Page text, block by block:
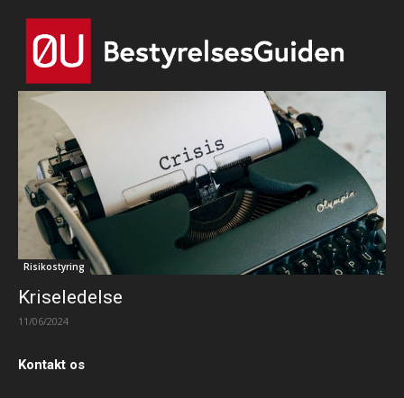
Risikostyring
Kriseledelse
11/06/2024
Kontakt os